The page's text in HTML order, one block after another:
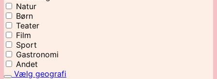
Natur
Børn
Teater
Film
Sport
Gastronomi
Andet
Vælg geografi